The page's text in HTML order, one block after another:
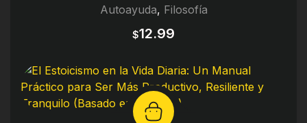
Autoayuda, Filosofía
$12.99